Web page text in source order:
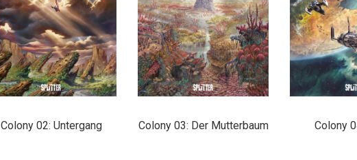
Colony 02: Untergang Colony 03: Der Mutterbaum Colony